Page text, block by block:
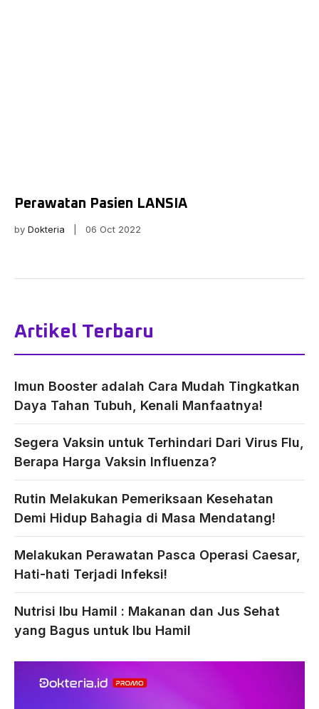
Perawatan Pasien LANSIA
by Dokteria | 06 Oct 2022
Artikel Terbaru
Imun Booster adalah Cara Mudah Tingkatkan
Daya Tahan Tubuh, Kenali Manfaatnya!
Segera Vaksin untuk Terhindari Dari Virus Flu,
Berapa Harga Vaksin Influenza?
Rutin Melakukan Pemeriksaan Kesehatan
Demi Hidup Bahagia di Masa Mendatang!
Melakukan Perawatan Pasca Operasi Caesar,
Hati-hati Terjadi Infeksi!
Nutrisi Ibu Hamil : Makanan dan Jus Sehat
yang Bagus untuk Ibu Hamil